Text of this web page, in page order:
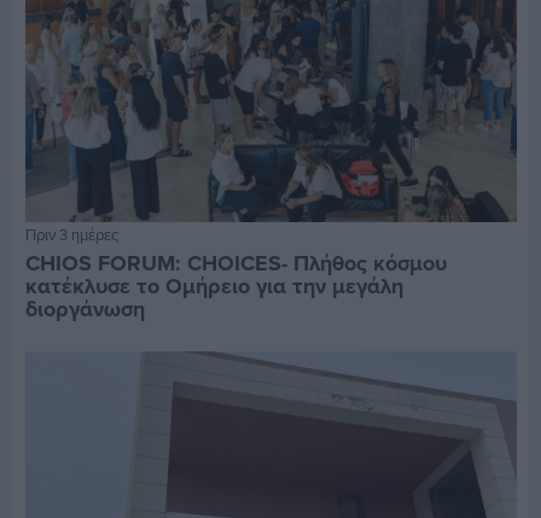
Πριν 3 ημέρες
CHIOS FORUM: CHOICES- Πλήθος κόσμου
κατέκλυσε το Ομήρειο για την μεγάλη
διοργάνωση